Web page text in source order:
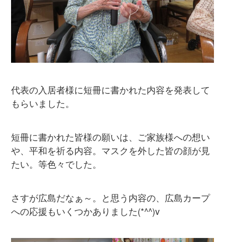
代表の入居者様に短冊に書かれた内容を発表して
もらいました。
短冊に書かれた皆様の願いは、ご家族様への想い
や、平和を祈る内容。マスクを外した皆の顔が見
たい。等色々でした。
さすが広島だなぁ～。と思う内容の、広島カープ
への応援もいくつかありました(*^^)v